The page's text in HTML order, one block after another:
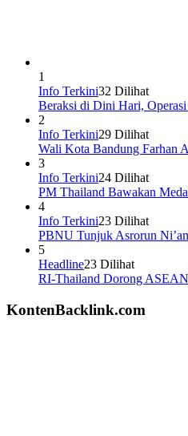
1
Info Terkini32 Dilihat
Beraksi di Dini Hari,
2
Info Terkini29 Dilihat
Wali Kota Bandung Farhan
3
Info Terkini24 Dilihat
PM Thailand Bawakan
4
Info Terkini23 Dilihat
PBNU Tunjuk Asrorun
5
Headline23 Dilihat
RI-Thailand Dorong
KontenBacklink.com